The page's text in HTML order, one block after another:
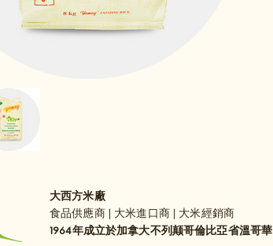
大西方米廠
食品供應商 | 大米進口商 | 大米經銷商
1964年成立於加拿大不列颠哥倫比亞省溫哥華